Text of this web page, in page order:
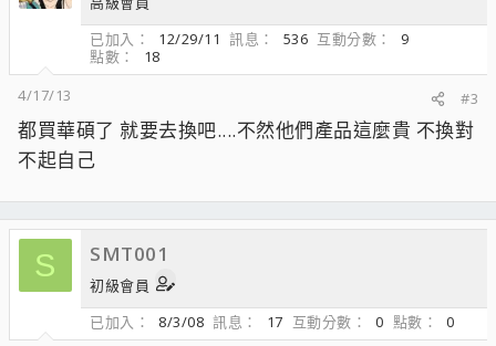
已加入
12/29/11 訊息 536 互動分數
9
點數
18
4/17/13
#3
都買華碩了 就要去換吧....不然他們產品這麼貴 不換對
不起自己
S SMT001
初級會員
已加入
8/3/08 訊息 17 互動分數 0 點數
0